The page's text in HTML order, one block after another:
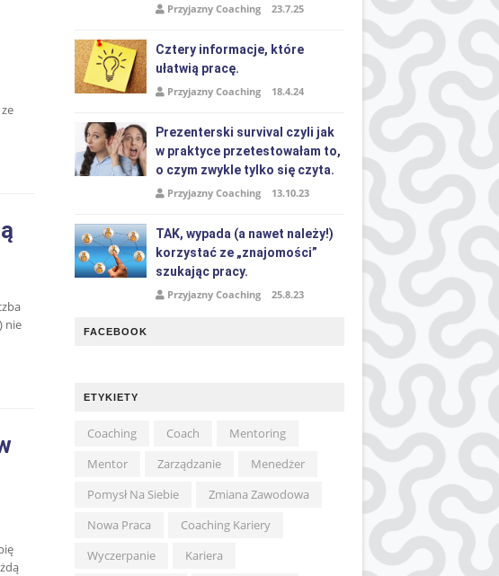
nie
Przyjazny Coaching 23.7.25
Cztery informacje, które
ułatwią pracę.
Przyjazny Coaching 18.4.24
Prezenterski survival czyli jak
w praktyce przetestowałam to,
o czym zwykle tylko się czyta.
Przyjazny Coaching 13.10.23
TAK, wypada (a nawet należy!)
korzystać ze „znajomości”
szukając pracy.
Przyjazny Coaching 25.8.23
FACEBOOK
ETYKIETY
Coaching Coach
Mentoring
Mentor
Zarządzanie
Menedżer
Pomysł Na Siebie
Zmiana Zawodowa
Nowa Praca
Coaching Kariery
Wyczerpanie
Kariera